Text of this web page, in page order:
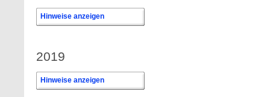
Hinweise anzeigen
2019
Hinweise anzeigen